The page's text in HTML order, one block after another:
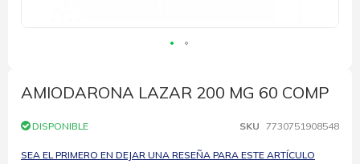
comienzo
de
galería
imágenes
AMIODARONA LAZAR 200 MG 60 COMP
DISPONIBLE SKU 7730751908548
SEA EL PRIMERO EN DEJAR UNA RESEÑA PARA ESTE ARTÍCULO